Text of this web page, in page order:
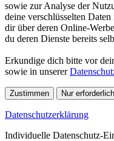
sowie zur Analyse der
deine verschlüsselten
dir über deren Online-
du deren Dienste bereits
Erkundige dich bitte vor
sowie in unserer
Zustimmen Nur
Datenschutzerklärung
Individuelle Datenschutz-